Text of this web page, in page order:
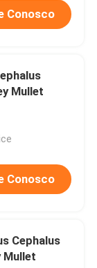
Conosco
Mullet
Conosco
Cephalus
Mullet